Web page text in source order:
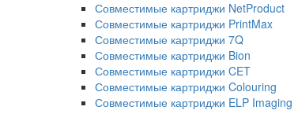
Совместимые картриджи NetProduct
Совместимые картриджи PrintMax
Совместимые картриджи 7Q
Совместимые картриджи Bion
Совместимые картриджи CET
Совместимые картриджи Colouring
Совместимые картриджи ELP Imaging